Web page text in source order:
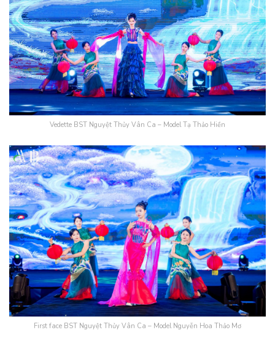
Vedette BST Nguyệt Thủy Vân Ca – Model Tạ Thảo Hiền
First face BST Nguyệt Thủy Vân Ca – Model Nguyễn Hoa Thảo Mơ